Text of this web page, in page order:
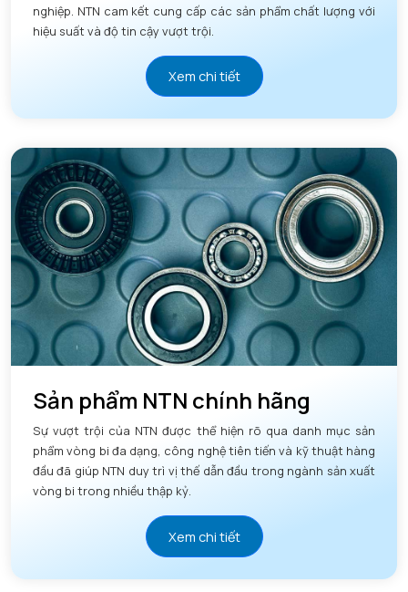
nghiệp. NTN cam kết cung cấp các sản phẩm chất lượng với
hiệu suất và độ tin cậy vượt trội.
Xem chi tiết
Sản phẩm NTN chính hãng
Sự vượt trội của NTN được thể hiện rõ qua danh mục sản
phẩm vòng bi đa dạng, công nghệ tiên tiến và kỹ thuật hàng
đầu đã giúp NTN duy trì vị thế dẫn đầu trong ngành sản xuất
vòng bi trong nhiều thập kỷ.
Xem chi tiết